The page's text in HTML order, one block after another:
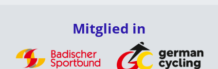
Mitglied in